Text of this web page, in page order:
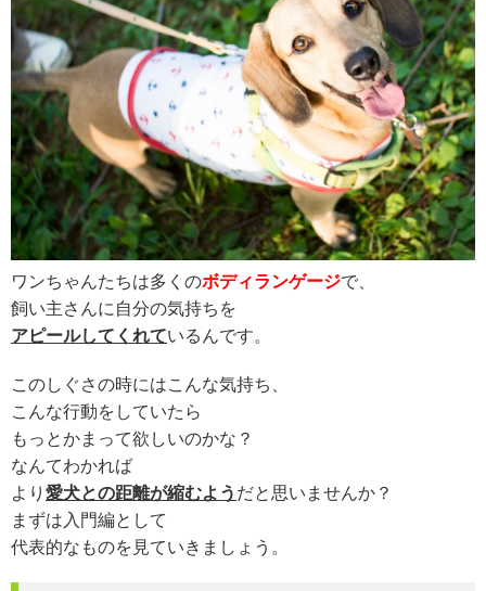
ワンちゃんたちは多くのボディランゲージで、
飼い主さんに自分の気持ちを
アピールしてくれているんです。
このしぐさの時にはこんな気持ち、
こんな行動をしていたら
もっとかまって欲しいのかな？
なんてわかれば
より 愛犬との距離が縮むよう だと思いませんか？
まずは入門編として
代表的なものを見ていきましょう。